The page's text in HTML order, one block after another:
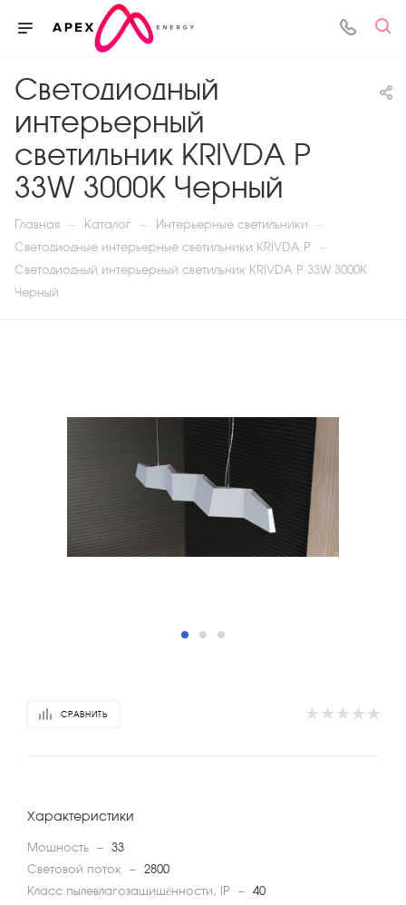
Светодиодный
интерьерный
светильник KRIVDA P
33W 3000K Черный
Главная — Каталог — Интерьерные светильники —
Светодиодные интерьерные светильники KRIVDA P —
Светодиодный интерьерный светильник KRIVDA P 33W 3000K
Черный
СРАВНИТЬ
Характеристики
Мощность — 33
Световой поток
— 2800
Класс пылевлагозащищённости, IP — 40